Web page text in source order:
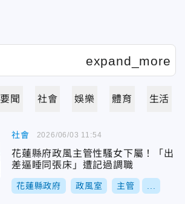
要聞 社會 娛樂 體育 生活
社會
花蓮縣府政風主管性騷女下屬！「出
差逼睡同張床」遭記過調職
花蓮縣政府 政風室 主管
2026/06/03 11:54